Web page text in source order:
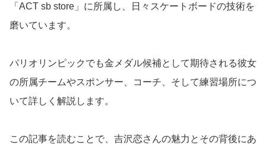
「ACT sb store」に所属し、日々スケートボードの技術を
磨いています。
パリオリンピックでも金メダル候補として期待される彼女
の所属チームやスポンサー、コーチ、そして練習場所につ
いて詳しく解説します。
この記事を読むことで、吉沢恋さんの魅力とその背後にあ